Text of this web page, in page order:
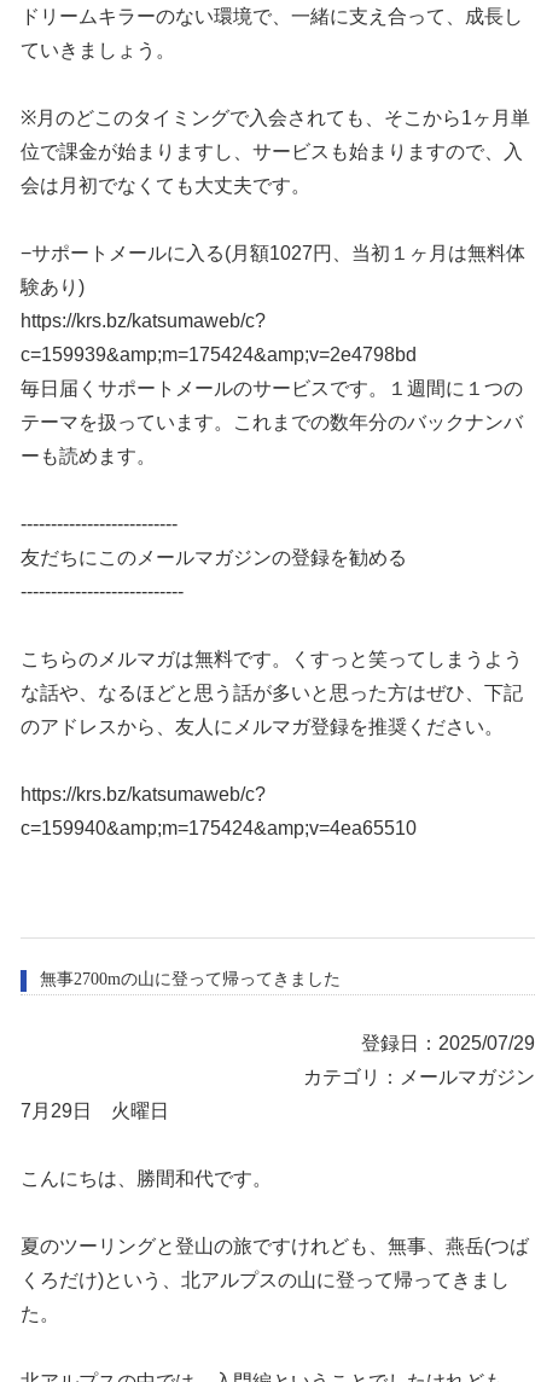
ドリームキラーのない環境で、一緒に支え合って、成長し
ていきましょう。
※月のどこのタイミングで入会されても、そこから1ヶ月単
位で課金が始まりますし、サービスも始まりますので、入
会は月初でなくても大丈夫です。
−サポートメールに入る(月額1027円、当初１ヶ月は無料体
験あり)
https://krs.bz/katsumaweb/c?
c=159939&amp;m=175424&amp;v=2e4798bd
毎日届くサポートメールのサービスです。１週間に１つの
テーマを扱っています。これまでの数年分のバックナンバ
ーも読めます。
--------------------------
友だちにこのメールマガジンの登録を勧める
---------------------------
こちらのメルマガは無料です。くすっと笑ってしまうよう
な話や、なるほどと思う話が多いと思った方はぜひ、下記
のアドレスから、友人にメルマガ登録を推奨ください。
https://krs.bz/katsumaweb/c?
c=159940&amp;m=175424&amp;v=4ea65510
無事2700mの山に登って帰ってきました
登録日：2025/07/29
カテゴリ：メールマガジン
7月29日 火曜日
こんにちは、勝間和代です。
夏のツーリングと登山の旅ですけれども、無事、燕岳(つば
くろだけ)という、北アルプスの山に登って帰ってきまし
た。